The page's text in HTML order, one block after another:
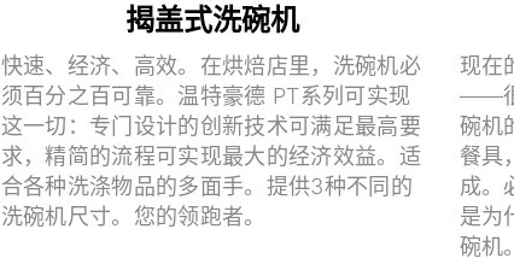
揭盖式洗碗机
快速、经济、高效。在烘焙店里，洗碗机必
须百分之百可靠。温特豪德 PT系列可实现
这一切：专门设计的创新技术可满足最高要
求，精简的流程可实现最大的经济效益。适
合各种洗涤物品的多面手。提供3种不同的
洗碗机尺寸。您的领跑者。
现在
——很
碗机
餐具
成。
是为
碗机。